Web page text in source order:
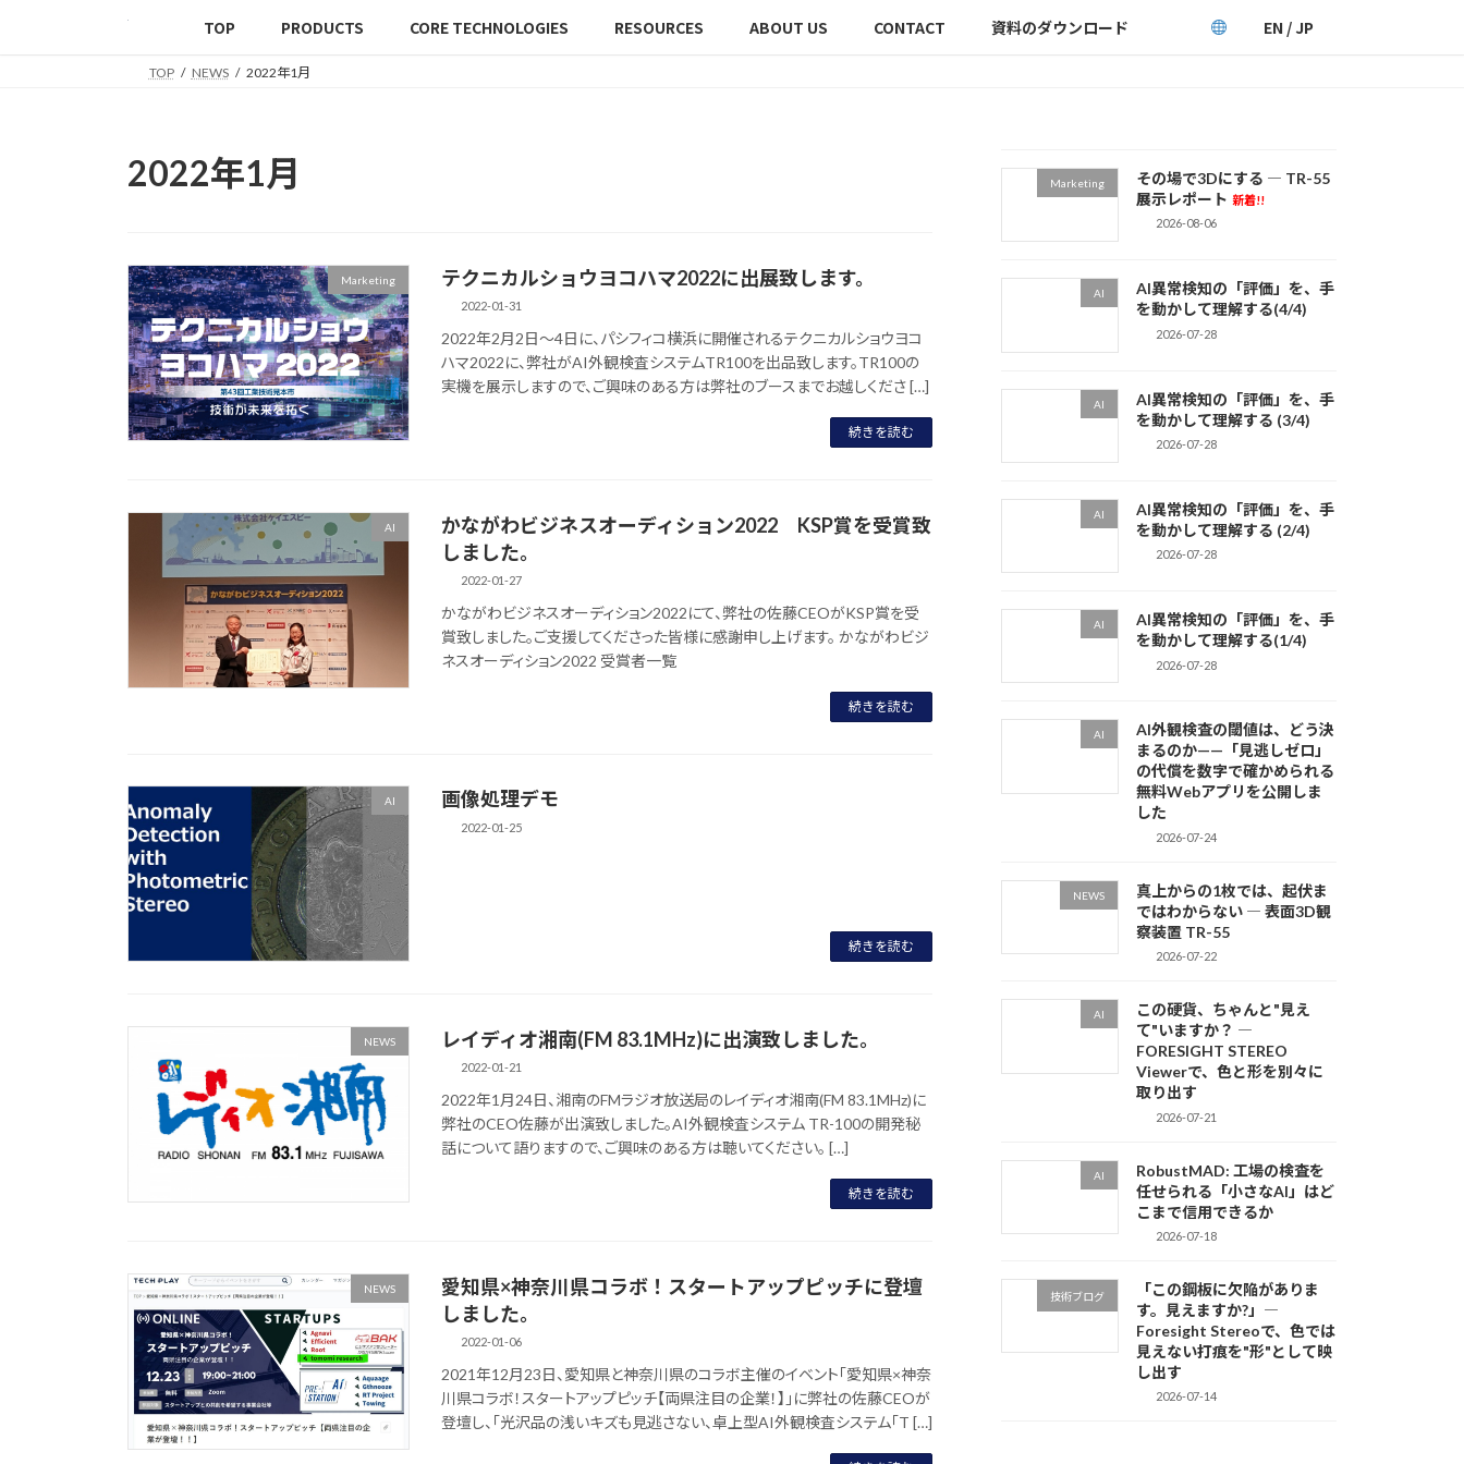
TOP PRODUCTS CORE TECHNOLOGIES RESOURCES ABOUT US CONTACT 資料のダウンロード EN / JP
TOP NEWS 2022年1月
2022年1月
Marketing テクニカルショウヨコハマ2022に出展致します。
2022-01-31
2022年2月2日～4日に、パシフィコ横浜に開催されるテクニカルショウヨコ
ハマ2022に、弊社がAI外観検査システムTR100を出品致します。TR100の
実機を展示しますので、ご興味のある方は弊社のブースまでお越しくださ […]
続きを読む
AI
かながわビジネスオーディション2022 KSP賞を受賞致
しました。
2022-01-27
かながわビジネスオーディション2022にて、弊社の佐藤CEOがKSP賞を受
賞致しました。ご支援してくださった皆様に感謝申し上げます。 かながわビジ
ネスオーディション2022 受賞者一覧
続きを読む
AI 画像処理デモ
2022-01-25
続きを読む
NEWS レイディオ湘南(FM 83.1MHz)に出演致しました。
2022-01-21
2022年1月24日、湘南のFMラジオ放送局のレイディオ湘南(FM 83.1MHz)に
弊社のCEO佐藤が出演致しました。AI外観検査システム TR-100の開発秘
話について語りますので、ご興味のある方は聴いてください。 […]
続きを読む
NEWS
愛知県×神奈川県コラボ！スタートアップピッチに登壇
しました。
2022-01-06
2021年12月23日、愛知県と神奈川県のコラボ主催のイベント「愛知県×神奈
川県コラボ！スタートアップピッチ【両県注目の企業！】」に弊社の佐藤CEOが
登壇し、「光沢品の浅いキズも見逃さない、卓上型AI外観検査システム「T […]
Marketing
その場で3Dにする ― TR-55
展示レポート 新着!!
2026-08-06
AI
AI異常検知の「評価」を、手
を動かして理解する(4/4)
2026-07-28
AI
AI異常検知の「評価」を、手
を動かして理解する (3/4)
2026-07-28
AI
AI異常検知の「評価」を、手
を動かして理解する (2/4)
2026-07-28
AI
AI異常検知の「評価」を、手
を動かして理解する(1/4)
2026-07-28
AI
AI外観検査の閾値は、どう決
まるのか——「見逃しゼロ」
の代償を数字で確かめられる
無料Webアプリを公開しま
した
2026-07-24
NEWS
真上からの1枚では、起伏ま
ではわからない ― 表面3D観
察装置 TR-55
2026-07-22
AI
この硬貨、ちゃんと"見え
て"いますか？ ―
FORESIGHT STEREO
Viewerで、色と形を別々に
取り出す
2026-07-21
AI
RobustMAD: 工場の検査を
任せられる「小さなAI」はど
こまで信用できるか
2026-07-18
技術ブログ
「この鋼板に欠陥がありま
す。見えますか?」―
Foresight Stereoで、色では
見えない打痕を"形"として映
し出す
2026-07-14